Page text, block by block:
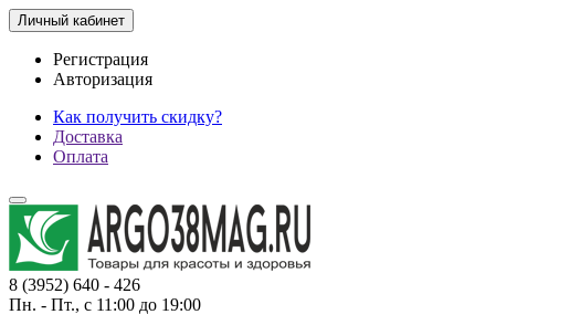
Личный кабинет
Регистрация
Авторизация
Как получить скидку?
Доставка
Оплата
8 (3952) 640 - 426
Пн. - Пт., с 11:00 до 19:00